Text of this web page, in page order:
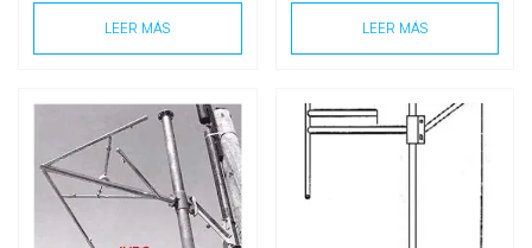
LEER MÁS LEER MÁS